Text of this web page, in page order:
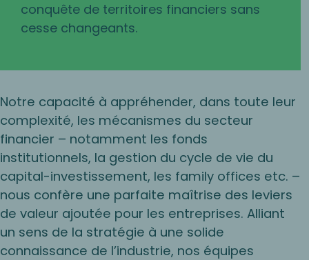
conquête de territoires financiers sans
cesse changeants.
Notre capacité à appréhender, dans toute leur
complexité, les mécanismes du secteur
financier – notamment les fonds
institutionnels, la gestion du cycle de vie du
capital-investissement, les family offices etc. –
nous confère une parfaite maîtrise des leviers
de valeur ajoutée pour les entreprises. Alliant
un sens de la stratégie à une solide
connaissance de l’industrie, nos équipes